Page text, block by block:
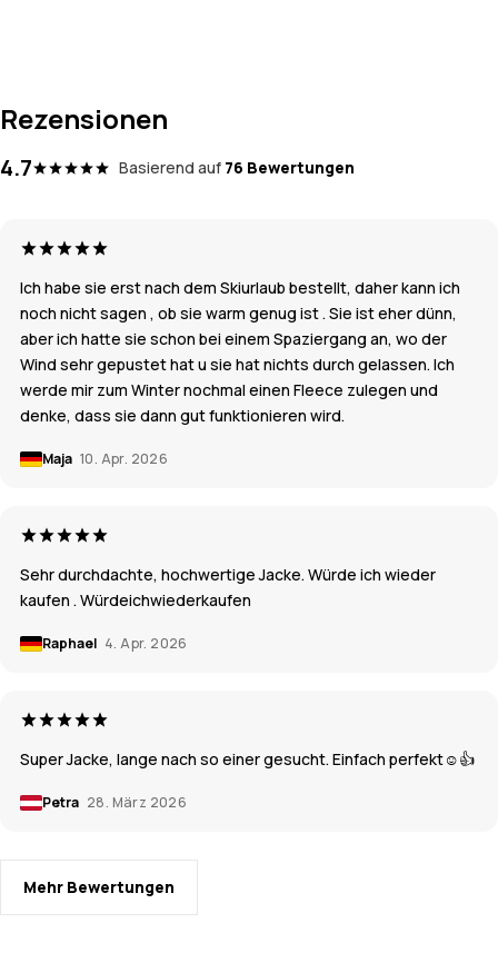
Rezensionen
4.7 Basierend auf 76 Bewertungen
Ich habe sie erst nach dem Skiurlaub bestellt, daher kann ich
noch nicht sagen , ob sie warm genug ist . Sie ist eher dünn,
aber ich hatte sie schon bei einem Spaziergang an, wo der
Wind sehr gepustet hat u sie hat nichts durch gelassen. Ich
werde mir zum Winter nochmal einen Fleece zulegen und
denke, dass sie dann gut funktionieren wird.
Maja 10. Apr. 2026
Sehr durchdachte, hochwertige Jacke. Würde ich wieder
kaufen . Würdeichwiederkaufen
Raphael 4. Apr. 2026
Super Jacke, lange nach so einer gesucht. Einfach perfekt☺️👍
Petra 28. März 2026
Mehr Bewertungen